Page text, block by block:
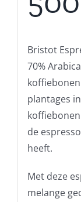
Bristot
70%
plantages
de
heeft.
Met deze
melange